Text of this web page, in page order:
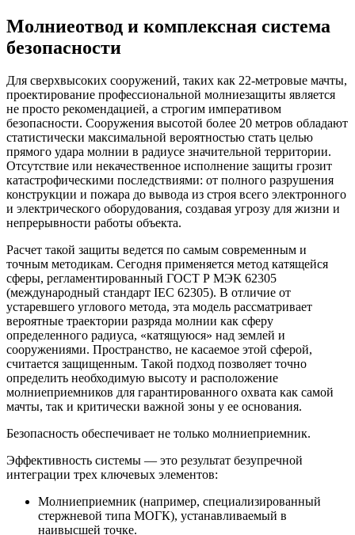
Молниеотвод и комплексная система
безопасности
Для сверхвысоких сооружений, таких как 22-метровые мачты,
проектирование профессиональной молниезащиты является
не просто рекомендацией, а строгим императивом
безопасности. Сооружения высотой более 20 метров обладают
статистически максимальной вероятностью стать целью
прямого удара молнии в радиусе значительной территории.
Отсутствие или некачественное исполнение защиты грозит
катастрофическими последствиями: от полного разрушения
конструкции и пожара до вывода из строя всего электронного
и электрического оборудования, создавая угрозу для жизни и
непрерывности работы объекта.
Расчет такой защиты ведется по самым современным и
точным методикам. Сегодня применяется метод катящейся
сферы, регламентированный ГОСТ Р МЭК 62305
(международный стандарт IEC 62305). В отличие от
устаревшего углового метода, эта модель рассматривает
вероятные траектории разряда молнии как сферу
определенного радиуса, «катящуюся» над землей и
сооружениями. Пространство, не касаемое этой сферой,
считается защищенным. Такой подход позволяет точно
определить необходимую высоту и расположение
молниеприемников для гарантированного охвата как самой
мачты, так и критически важной зоны у ее основания.
Безопасность обеспечивает не только молниеприемник.
Эффективность системы — это результат безупречной
интеграции трех ключевых элементов:
Молниеприемник (например, специализированный
стержневой типа МОГК), устанавливаемый в
наивысшей точке.